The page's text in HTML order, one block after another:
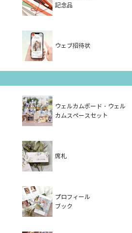
記念品
ウェブ招待状
ウェルカムボード・ウェル
カムスペースセット
席札
プロフィール
ブック